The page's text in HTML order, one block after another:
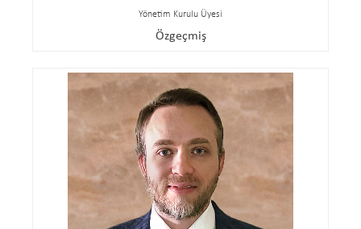
Yönetim Kurulu Üyesi
Özgeçmiş